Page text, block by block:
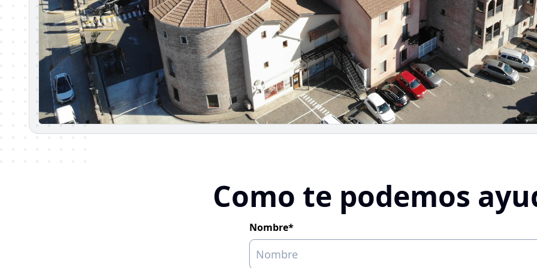
Como te podemos
Nombre*